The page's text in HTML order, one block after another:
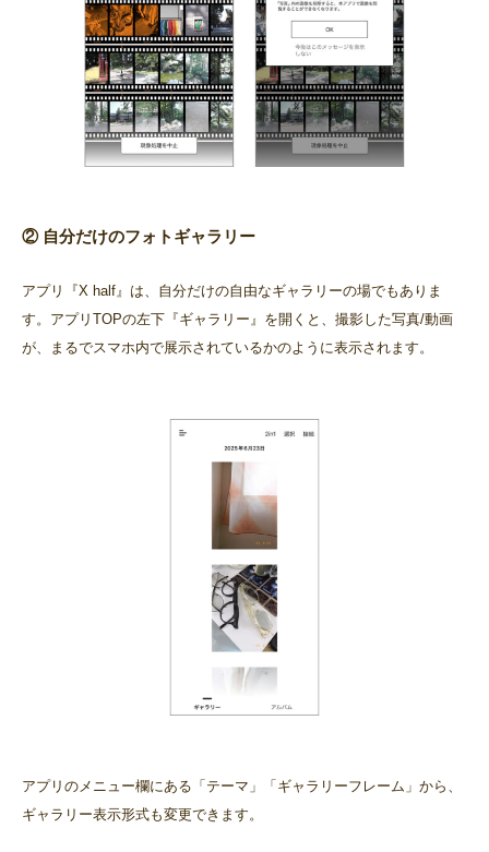
② 自分だけのフォトギャラリー
アプリ『X half』は、自分だけの自由なギャラリーの場でもありま
す。アプリTOPの左下『ギャラリー』を開くと、撮影した写真/動画
が、まるでスマホ内で展示されているかのように表示されます。
アプリのメニュー欄にある「テーマ」「ギャラリーフレーム」から、
ギャラリー表示形式も変更できます。